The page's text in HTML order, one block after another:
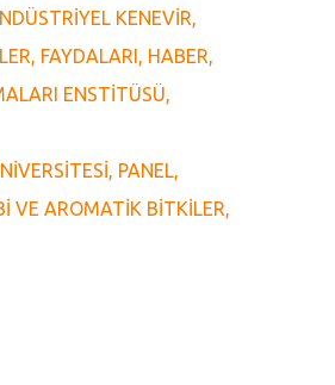
Büyükşehir Belediyesi
haberler/tibbi-ve-aromatik-bitkiler-
video/x9aoioc
KENEVIR
FAYDALARI HABER
ENSTITÜSÜ
PANEL
VE AROMATIK BITKILER